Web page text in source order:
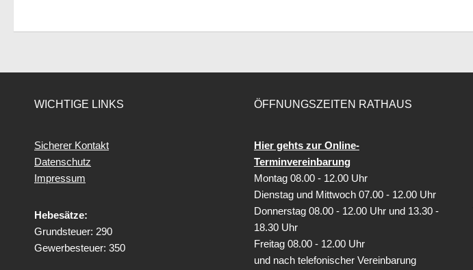
WICHTIGE LINKS
Sicherer Kontakt
Datenschutz
Impressum
Hebesätze:
Grundsteuer: 290
Gewerbesteuer: 350
ÖFFNUNGSZEITEN RATHAUS
Hier gehts zur Online-
Terminvereinbarung
Montag 08.00 - 12.00 Uhr
Dienstag und Mittwoch 07.00 - 12.00 Uhr
Donnerstag 08.00 - 12.00 Uhr und 13.30 -
18.30 Uhr
Freitag 08.00 - 12.00 Uhr
und nach telefonischer Vereinbarung